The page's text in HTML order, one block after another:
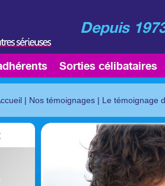
Depuis
Sorties célibataires
| Nos témoignages | Le témoignage